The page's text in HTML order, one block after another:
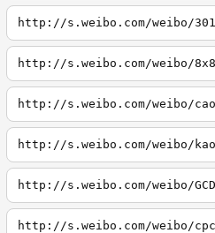
http://s.weibo.com/weibo/301
http://s.weibo.com/weibo/8x8
http://s.weibo.com/weibo/cao
http://s.weibo.com/weibo/kao
http://s.weibo.com/weibo/GCD
http://s.weibo.com/weibo/cpc